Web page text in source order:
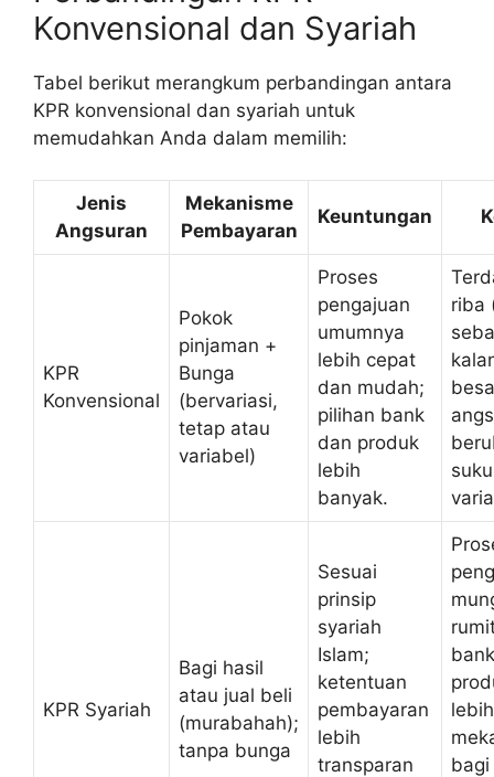
Konvensional dan Syariah
Tabel berikut merangkum perbandingan antara
KPR konvensional dan syariah untuk
memudahkan Anda dalam memilih:
Jenis
Angsuran
Mekanisme
Pembayaran
Keuntungan
KPR
Konvensional
Pokok
pinjaman +
Bunga
(bervariasi,
tetap atau
variabel)
Proses
pengajuan
umumnya
lebih cepat
dan mudah;
pilihan bank
dan produk
lebih
banyak.
riba
KPR Syariah
Bagi hasil
atau jual beli
(murabahah);
tanpa bunga
Sesuai
prinsip
syariah
Islam;
ketentuan
pembayaran
lebih
transparan